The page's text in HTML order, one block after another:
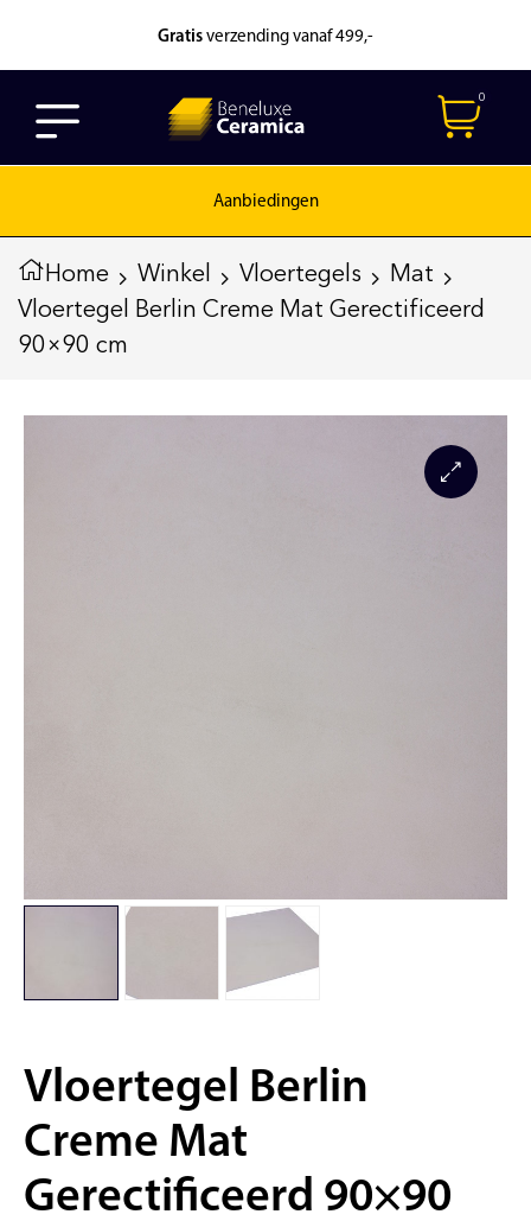
Gratis verzending vanaf 499,-
0
Aanbiedingen
Home Winkel Vloertegels
Mat
Vloertegel Berlin Creme Mat Gerectificeerd
90×90 cm
Vloertegel Berlin
Creme Mat
Gerectificeerd 90×90